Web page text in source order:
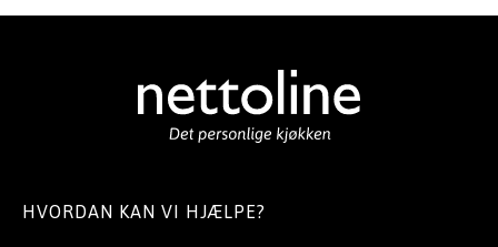
HVORDAN KAN VI HJÆLPE?